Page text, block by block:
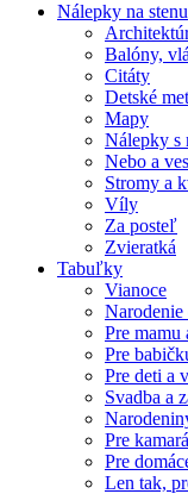
Nálepky na stenu
Balóny,
Citáty
Detské
Mapy
Nálepky s
Nebo a
Stromy a
Víly
Za posteľ
Zvieratká
Tabuľky
Vianoce
Pre mamu
Pre
Pre deti a
Svadba a
Pre
Pre
Len tak,